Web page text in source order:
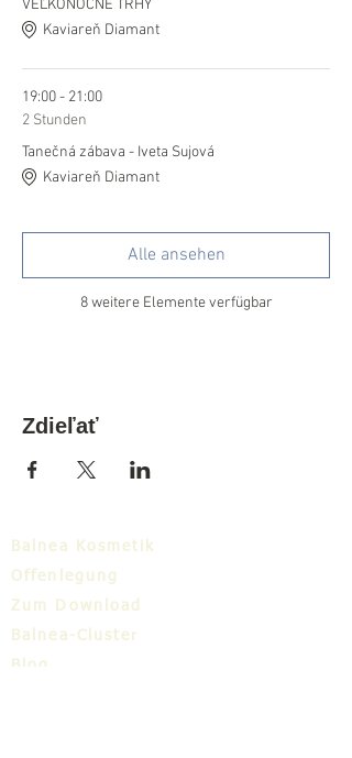
VEĽKONOČNÉ TRHY
Kaviareň Diamant
19:00 - 21:00
2 Stunden
Tanečná zábava - Iveta Sujová
Kaviareň Diamant
8 weitere Elemente verfügbar
Alle ansehen
Zdieľať
Balnea Kosmetik
Offenlegung
Zum Download
Balnea-Cluster
Blog